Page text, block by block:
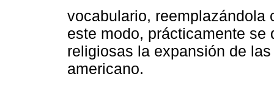
vocabulario, reemplazándola
este modo, prácticamente
religiosas la expansión de
americano.